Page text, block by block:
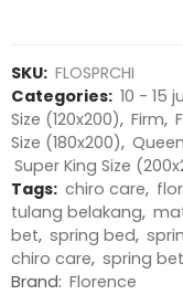
SKU: FLOSPRCHI
Categories: 10 - 15
Size (120x200), Firm,
Size (180x200),
Super King Size
Tags: chiro care,
tulang belakang,
bet, spring bed,
chiro care, spring bet
Brand: Florence